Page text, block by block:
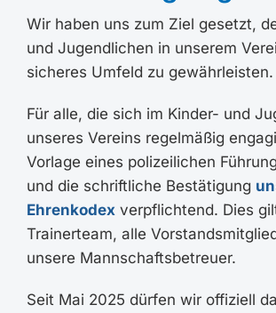
Wir haben uns zum Ziel gesetzt,
und Jugendlichen in unserem
sicheres Umfeld zu gewährleisten.
Für alle, die sich im Kinder- und
unseres Vereins regelmäßig
Vorlage eines polizeilichen
und die schriftliche Bestätigung
Ehrenkodex verpflichtend. Dies
Trainerteam, alle
unsere Mannschaftsbetreuer.
Seit Mai 2025 dürfen wir offiziell